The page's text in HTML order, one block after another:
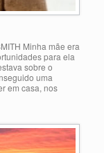
Minha mãe era
para ela
sobre o
uma
em casa, nos